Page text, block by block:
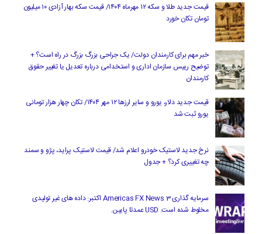
قیمت جدید طلا و سکه ۱۲ مهرماه ۱۴۰۴/ قیمت سکه بهار آزادی ۱۰ میلیون
تومان تکان خورد
خبر مهم برای کارمندان دولت/ یک جراحی بزرگ بزرگ در راه است؟ +
توضیح رییس سازمان اداری و استخدامی درباره تعدیل یا تغییر حقوق
کارمندان
قیمت جدید دلار، یورو و سایر ارزها ۱۲ مهر ۱۴۰۴/ تکان چهار هزار تومانی
یورو ثبت شد
نرخ جدید لاستیک خودرو اعلام شد/ قیمت لاستیک پراید، پژو و سمند
چه تغییری کرد؟ + جدول
سرمایه گذاری Americas FX News 3 اکتبر: داده های غیر تولیدی
مخلوط شده است. USD عمدتا پایین.